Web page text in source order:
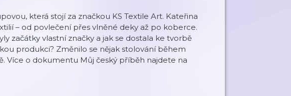
která stojí za značkou KS Textile Art. Kateřina
– od povlečení přes vlněné deky až po koberce.
začátky vlastní značky a jak se dostala ke tvorbě
produkci? Změnilo se nějak stolování během
Více o dokumentu Můj český příběh najdete na